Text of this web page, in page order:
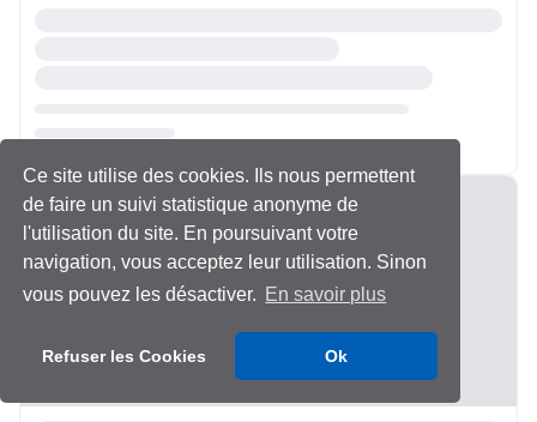
Ce site utilise des cookies. Ils nous permettent
de faire un suivi statistique anonyme de
l'utilisation du site. En poursuivant votre
navigation, vous acceptez leur utilisation. Sinon
vous pouvez les désactiver. En savoir plus
Refuser les Cookies Ok
Chargement...